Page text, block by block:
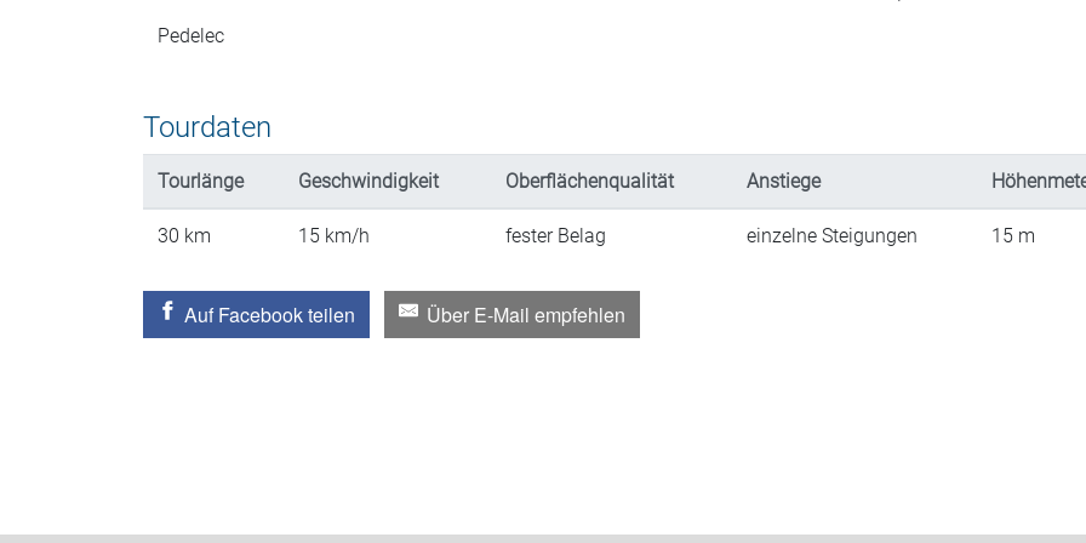
Pedelec
Tourdaten
Tourlänge Geschwindigkeit Oberflächenqualität Anstiege
30 km 15 km/h fester Belag einzelne Steigungen 15 m
Auf Facebook teilen Über E-Mail empfehlen